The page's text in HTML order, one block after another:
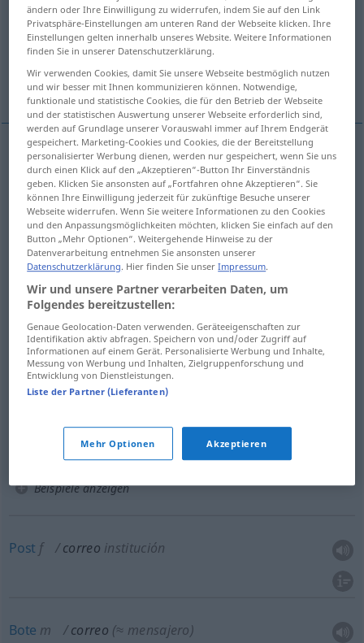
Übersicht aller Übersetzungen
(Für mehr Details die Übersetzung anklicken/antippen)
Post Post Bote, Kurier
Postf correo (≈ correspondencia)
Beispiele
correoelectrónico INFORM
E-Mailf
correoelectrónico gratuito
Freemail f
Beispiele anzeigen
Post f correo institución
Bote m correo (≈ mensajero)
ändern oder Ihre Einwilligung zu widerrufen, indem Sie auf den Link
Privatsphäre-Einstellungen am unteren Rand der Webseite klicken. Ihre
Einstellungen gelten innerhalb unseres Website. Weitere Informationen
finden Sie in unserer Datenschutzerklärung.
Wir verwenden Cookies, damit Sie unsere Webseite bestmöglich nutzen
und wir besser mit Ihnen kommunizieren können. Notwendige,
funktionale und statistische Cookies, die für den Betrieb der Webseite
und der statistischen Auswertung unserer Webseite erforderlich sind,
werden auf Grundlage unserer Vorauswahl immer auf Ihrem Endgerät
gespeichert. Marketing-Cookies und Cookies, die der Bereitstellung
personalisierter Werbung dienen, werden nur gespeichert, wenn Sie uns
durch einen Klick auf den „Akzeptieren“-Button Ihr Einverständnis
geben. Klicken Sie ansonsten auf „Fortfahren ohne Akzeptieren“. Sie
können Ihre Einwilligung jederzeit für zukünftige Besuche unserer
Webseite widerrufen. Wenn Sie weitere Informationen zu den Cookies
und den Anpassungsmöglichkeiten möchten, klicken Sie einfach auf den
Button „Mehr Optionen“. Weitergehende Hinweise zu der
Datenverarbeitung entnehmen Sie ansonsten unserer
Datenschutzerklärung. Hier finden Sie unserImpressum.
Wir und unsere Partner verarbeiten Daten, um
Folgendes bereitzustellen:
Genaue Geolocation-Daten verwenden. Geräteeigenschaften zur
Identifikation aktiv abfragen. Speichern von und/oder Zugriff auf
Informationen auf einem Gerät. Personalisierte Werbung und Inhalte,
Messung von Werbung und Inhalten, Zielgruppenforschung und
Entwicklung von Dienstleistungen.
Liste der Partner (Lieferanten)
Mehr Optionen Akzeptieren